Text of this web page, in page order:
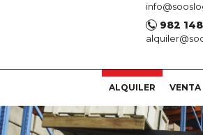
982
ALQUILER VENTA